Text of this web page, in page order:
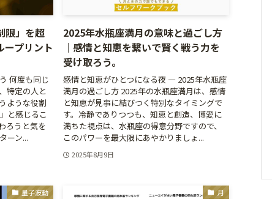
限」を超
ープリント
何度も同じ
特定の人と
ような役割
と感じるこ
ろうと気を
ーン...
2025年水瓶座満月の意味と過ごし方
｜感情と知恵を繋いで賢く戦う力を
受け取ろう。
感情と知恵がひとつになる夜 ― 2025年水瓶座
満月の過ごし方 2025年の水瓶座満月は、感情
と知恵が見事に結びつく特別なタイミングで
す。冷静でありつつも、知恵と創造、博愛に
満ちた視点は、水瓶座の得意分野ですので、
このパワーを最大限にあやかりましょ...
2025年8月9日
量子波動 月